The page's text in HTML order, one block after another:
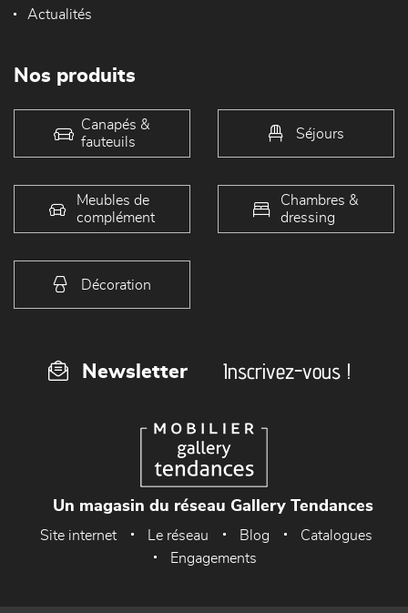
Actualités
Nos produits
Canapés &
fauteuils
Séjours
Meubles de
complément
Chambres &
dressing
Décoration
Newsletter Inscrivez-vous !
Un magasin du réseau Gallery Tendances
Site internet Le réseau Blog
Catalogues
Engagements